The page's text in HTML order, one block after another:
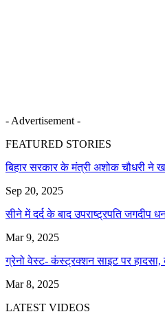
- Advertisement -
FEATURED STORIES
बिहार सरकार के मंत्री अशोक चौधरी ने
Sep 20, 2025
सीने में दर्द के बाद उपराष्ट्रपति जगदीप
Mar 9, 2025
ग्रेनो वेस्ट- कंस्ट्रक्शन साइट पर
Mar 8, 2025
LATEST VIDEOS